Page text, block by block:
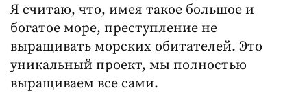
Я считаю, что, имея такое большое и
богатое море, преступление не
выращивать морских обитателей. Это
уникальный проект, мы полностью
выращиваем все сами.